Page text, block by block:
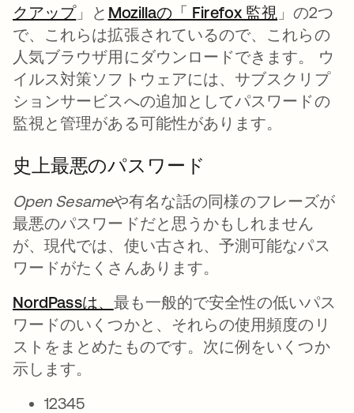
クアップ新しいタブで開く
」と Mozillaの「 Firefox 監視 新しいタ
」の2つ
で、これらは拡張されているので、これらの
人気ブラウザ用にダウンロードできます。 ウ
イルス対策ソフトウェアには、サブスクリプ
ションサービスへの追加としてパスワードの
監視と管理がある可能性があります。
史上最悪のパスワード
Open Sesameや有名な話の同様のフレーズが
最悪のパスワードだと思うかもしれません
が、現代では、使い古され、予測可能なパス
ワードがたくさんあります。
NordPassは、 新しいタブで開く
最も一般的で安全性の低いパス
ワードのいくつかと、それらの使用頻度のリ
ストをまとめたものです。次に例をいくつか
示します。
12345